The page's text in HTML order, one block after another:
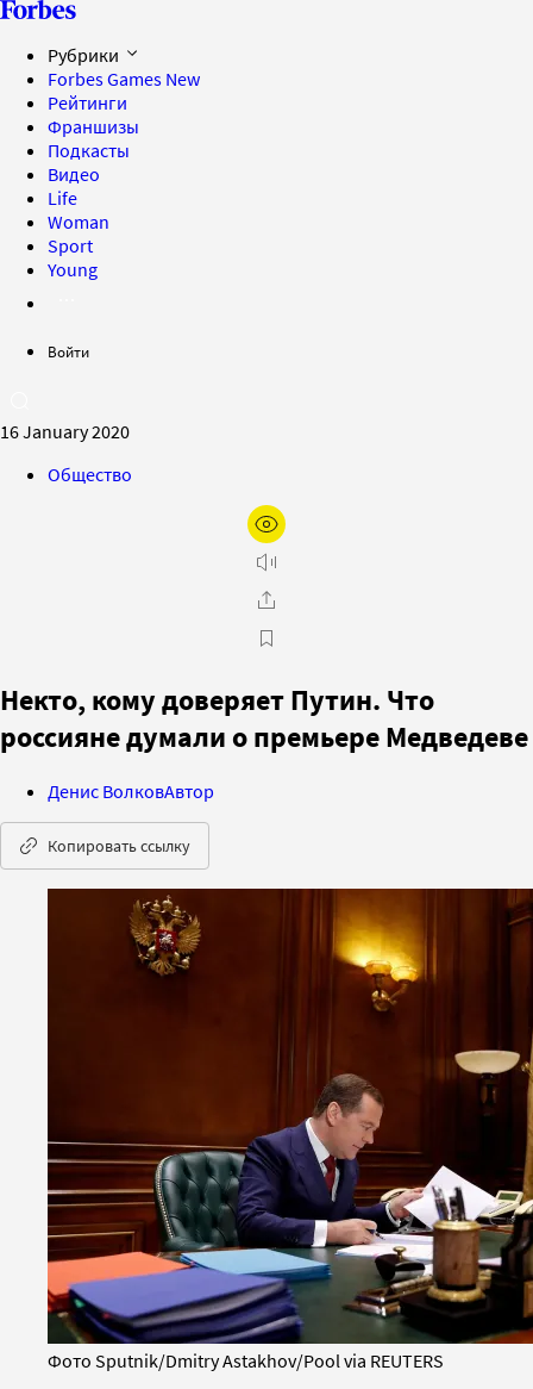
Рубрики
Forbes Games New
Рейтинги
Франшизы
Подкасты
Видео
Life
Woman
Sport
Young
Войти
16 January 2020
Общество
Некто, кому доверяет Путин. Что
россияне думали о премьере Медведеве
Денис ВолковАвтор
Копировать ссылку
Фото Sputnik/Dmitry Astakhov/Pool via REUTERS